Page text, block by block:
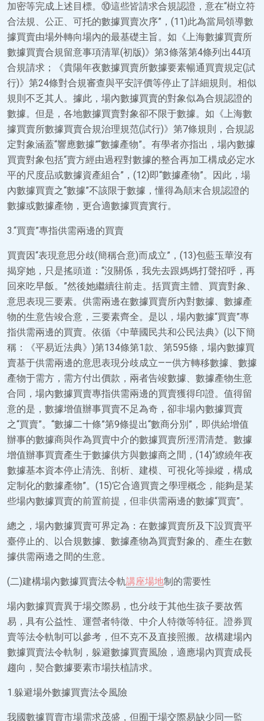
加密等完成上述目標。⑩這些皆請求合規認證，意在“樹立符
合法規、公正、可托的數據買賣次序”，(11)此為當局領導數
據買賣由場外轉向場內的最基礎主旨。如《上海數據買賣所
數據買賣合規留意事項清單(初版)》第3條落第4條列出44項
合規請求；《貴陽年夜數據買賣所數據要素暢通買賣規定(試
行)》第24條對合規審查與平安評價等停止了詳細規則。相似
規則不乏其人。據此，場內數據買賣的對象似為合規認證的
數據。但是，各地數據買賣對象卻不限于數據。如《上海數
據買賣所數據買賣合規治理規范(試行)》第7條規則，合規認
定對象涵蓋“響應數據”“數據產物”。有學者亦指出，場內數據
買賣對象包括“賣方經由過程對數據的整合再加工構成必定水
平的尺度品或數據資產組合”，(12)即“數據產物”。因此，場
內數據買賣之“數據”不該限于數據，懂得為顛末合規認證的
數據或數據產物，更合適數據買賣實行。
3.“買賣”專指供需兩邊的買賣
買賣因“表現意思分歧(簡稱合意)而成立”，(13)包藍玉華沒有
揭穿她，只是搖頭道：“沒關係，我先去跟媽媽打聲招呼，再
回來吃早飯。”然後她繼續往前走。括買賣主體、買賣對象、
意思表現三要素。供需兩邊在數據買賣所內對數據、數據產
物的生意告竣合意，三要素齊全。是以，場內數據“買賣”專
指供需兩邊的買賣。依循《中華國民共和公民法典》(以下簡
稱：《平易近法典》)第134條第1款、第595條，場內數據買
賣基于供需兩邊的意思表現分歧成立——供方轉移數據、數據
產物于需方，需方付出價款，兩者告竣數據、數據產物生意
合同，場內數據買賣專指供需兩邊的買賣獲得印證。值得留
意的是，數據增值辦事買賣不足為奇，卻非場內數據買賣
之“買賣”。“數據二十條”第9條提出“數商分別”，即供給增值
辦事的數據商與作為買賣中介的數據買賣所涇渭清楚。數據
增值辦事買賣產生于數據供方與數據商之間，(14)“繚繞年夜
數據基本資本停止清洗、剖析、建模、可視化等操縱，構成
定制化的數據產物”。(15)它合適買賣之學理概念，能夠是某
些場內數據買賣的前置前提，但非供需兩邊的數據“買賣”。
總之，場內數據買賣可界定為：在數據買賣所及下設買賣平
臺停止的、以合規數據、數據產物為買賣對象的、產生在數
據供需兩邊之間的生意。
(二)建構場內數據買賣法令軌講座場地制的需要性
場內數據買賣異于場交際易，也分歧于其他生孩子要故舊
易，具有公益性、運營者特徵、中介人特徵等特征。證券買
賣等法令軌制可以參考，但不克不及直接照搬。故構建場內
數據買賣法令軌制，躲避數據買賣風險，適應場內買賣成長
趨向，契合數據要素市場扶植請求。
1.躲避場外數據買賣法令風險
我國數據買賣市場需求茂盛，但囿于場交際易缺少同一監